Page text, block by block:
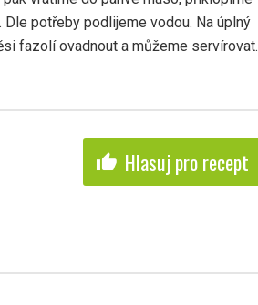
potřeby podlijeme vodou. Na úplný
fazolí ovadnout a můžeme servírovat.
thumb_up Hlasuj pro recept